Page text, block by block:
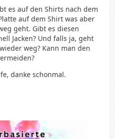
es auf den Shirts nach dem
auf dem Shirt was aber
geht. Gibt es diesen
Jacken? Und falls ja, geht
weg? Kann man den
danke schonmal.